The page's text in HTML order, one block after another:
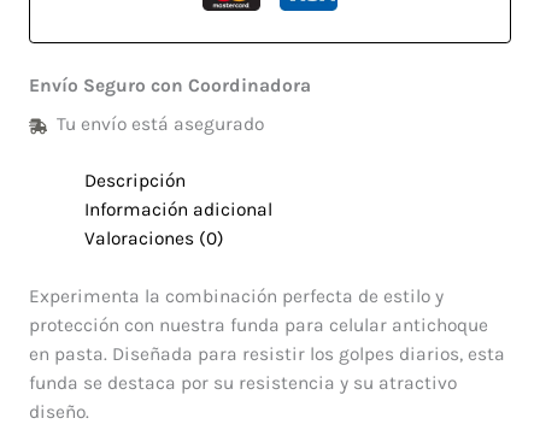
Envío Seguro con Coordinadora
Tu envío está asegurado
Descripción
Información adicional
Valoraciones (0)
Experimenta la combinación perfecta de estilo y
protección con nuestra funda para celular antichoque
en pasta. Diseñada para resistir los golpes diarios, esta
funda se destaca por su resistencia y su atractivo
diseño.